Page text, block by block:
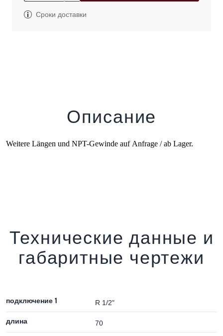
Сроки доставки
Описание
Weitere Längen und NPT-Gewinde auf Anfrage / ab Lager.
Технические данные и
габаритные чертежи
подключение 1 R 1/2"
длина 70